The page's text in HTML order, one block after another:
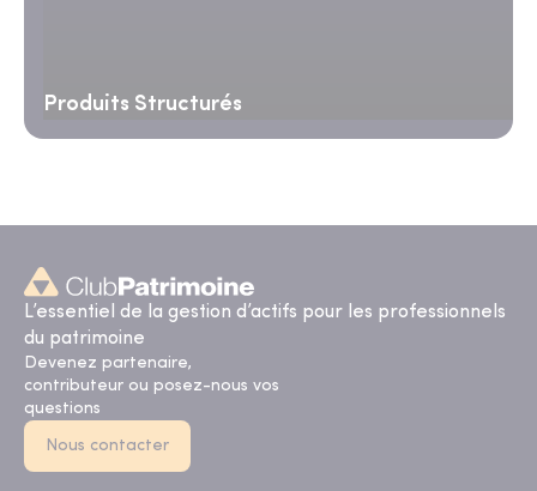
Produits Structurés
L’essentiel de la gestion d’actifs pour les professionnels
du patrimoine
Devenez partenaire,
contributeur ou posez-nous vos
questions
Nous contacter